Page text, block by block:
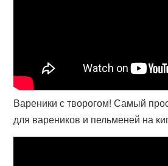
Вареники с творогом! Самый
для вареников и пельменей на